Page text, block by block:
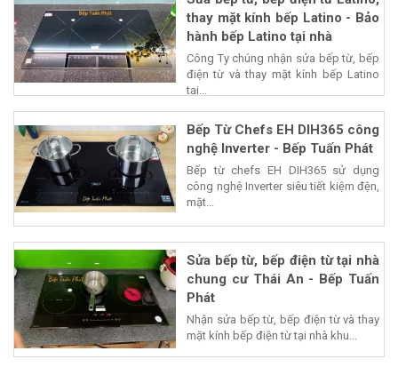
thay mặt kính bếp Latino - Bảo
hành bếp Latino tại nhà
Công Ty chúng nhận sửa bếp từ, bếp
điện từ và thay mặt kính bếp Latino
tại...
Bếp Từ Chefs EH DIH365 công
nghệ Inverter - Bếp Tuấn Phát
Bếp từ chefs EH DIH365 sử dụng
công nghệ Inverter siêu tiết kiệm đện,
mặt...
Sửa bếp từ, bếp điện từ tại nhà
chung cư Thái An - Bếp Tuấn
Phát
Nhận sửa bếp từ, bếp điện từ và thay
mặt kính bếp điện từ tại nhà khu...